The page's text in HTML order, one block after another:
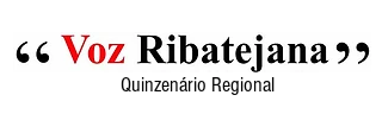
Quinzenário Regional